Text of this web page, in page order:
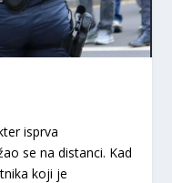
isprva
se na distanci. Kad
koji je